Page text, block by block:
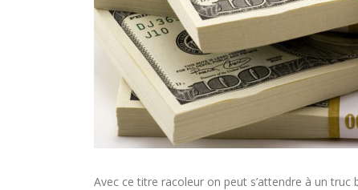
Avec ce titre racoleur on peut s’attendre à un truc